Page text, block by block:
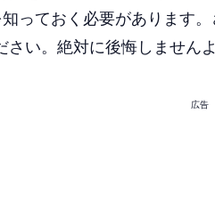
っておく必要があります
さい。絶対に後悔しませんよ
広告